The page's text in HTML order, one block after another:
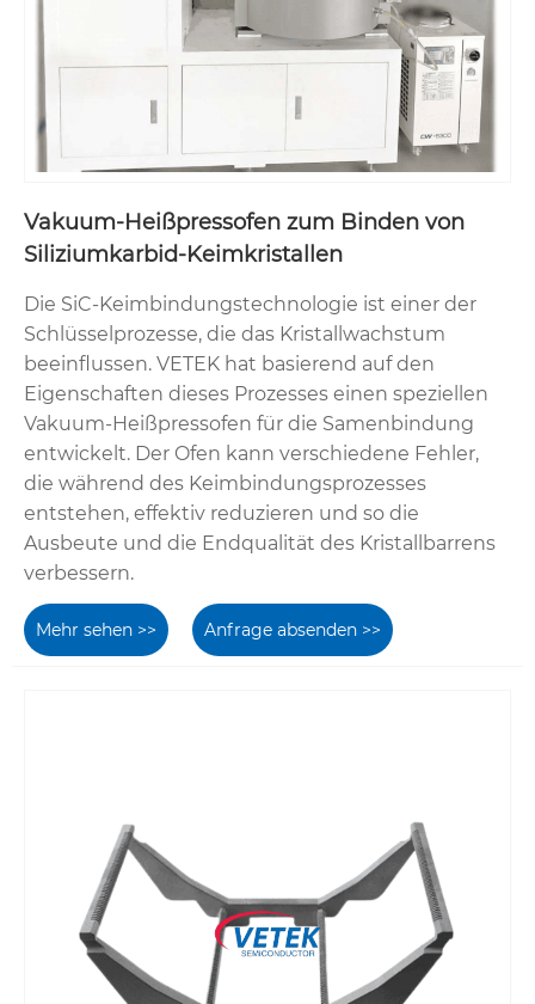
Vakuum-Heißpressofen zum Binden von
Siliziumkarbid-Keimkristallen
Die SiC-Keimbindungstechnologie ist einer der
Schlüsselprozesse, die das Kristallwachstum
beeinflussen. VETEK hat basierend auf den
Eigenschaften dieses Prozesses einen speziellen
Vakuum-Heißpressofen für die Samenbindung
entwickelt. Der Ofen kann verschiedene Fehler,
die während des Keimbindungsprozesses
entstehen, effektiv reduzieren und so die
Ausbeute und die Endqualität des Kristallbarrens
verbessern.
Mehr sehen >> Anfrage absenden >>